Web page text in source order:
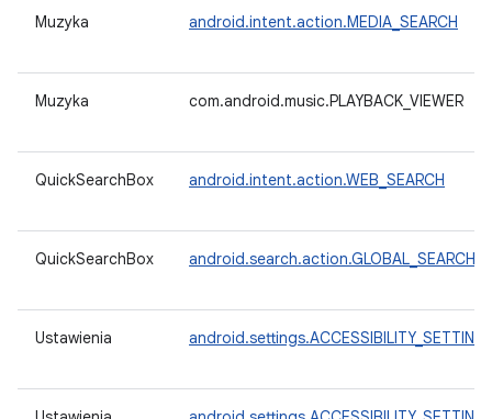
Muzyka android.intent.action.MEDIA_SEARCH
Muzyka com.android.music.PLAYBACK_VIEWER
QuickSearchBox android.intent.action.WEB_SEARCH
QuickSearchBox android.search.action.GLOBAL_SEARCH
Ustawienia